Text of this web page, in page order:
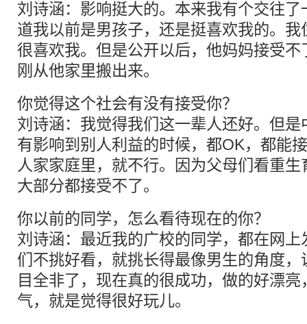
刘诗涵：影响挺大的。本来我有个交往
道我以前是男孩子，还是挺喜欢我的。
很喜欢我。但是公开以后，他妈妈接受
刚从他家里搬出来。
你觉得这个社会有没有接受你？
刘诗涵：我觉得我们这一辈人还好。但
有影响到别人利益的时候，都OK，都能
人家家庭里，就不行。因为父母们看重
大部分都接受不了。
你以前的同学，怎么看待现在的你？
刘诗涵：最近我的广校的同学，都在网
们不挑好看，就挑长得最像男生的角度
目全非了，现在真的很成功，做的好漂
气，就是觉得很好玩儿。